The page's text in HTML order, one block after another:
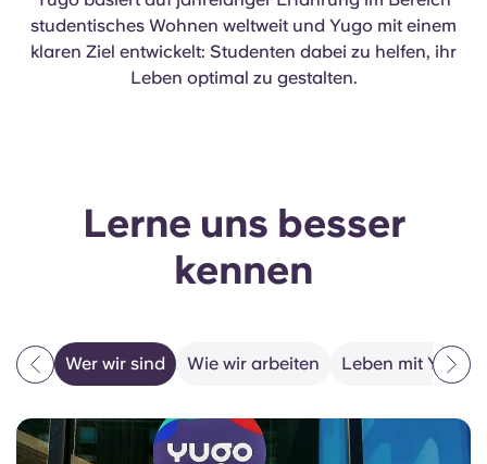
studentisches Wohnen weltweit und Yugo mit einem
klaren Ziel entwickelt: Studenten dabei zu helfen, ihr
Leben optimal zu gestalten.
Lerne uns besser
kennen
Wer wir sind Wie wir arbeiten Leben mit Yugo